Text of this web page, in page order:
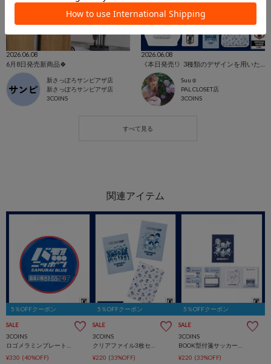
2026.06.08
6月8日発売新商品🍀
新さっぽろサンピアザ店
新さっぽろサンピアザ店
3COINS
2026.06.08
Suu☺︎
PAL CLOSET店
3COINS
5％OFFクーポン
SALE
3COINS
¥330 (40%OFF)
5％OFFクーポン
SALE
3COINS
¥220 (33%OFF)
5％OFFクーポン
SALE
3COINS
¥220 (33%OFF)